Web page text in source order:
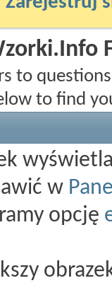
to
to find
w
opcję